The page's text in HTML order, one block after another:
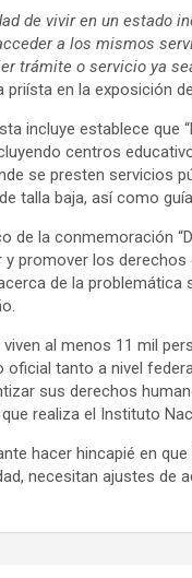
de vivir en un estado
a los mismos
trámite o servicio ya
priísta en la exposición
incluye establece que
centros
se presten servicios
talla baja, así como
de la conmemoración
y promover los
de la problemática
viven al menos 11 mil
oficial tanto a nivel
sus derechos
realiza el Instituto
hacer hincapié en
necesitan ajustes de